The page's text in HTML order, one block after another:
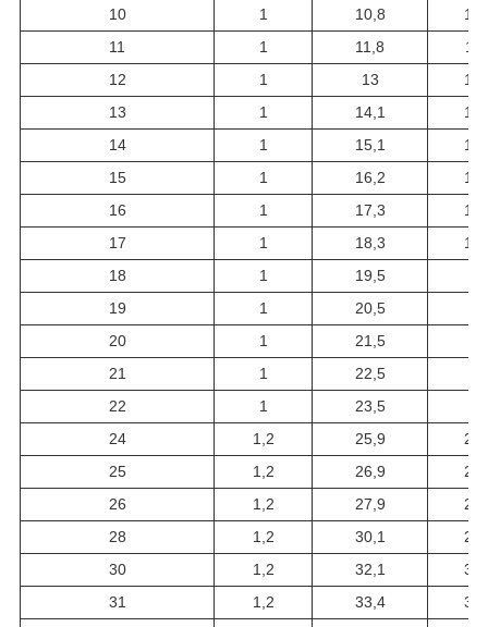
10
1 10,8
11
1 11,8
12
1 13
13
1 14,1
14
1 15,1
15
1 16,2
16
1 17,3
17
1 18,3
18
1 19,5
19
1 20,5
20
1 21,5
21
1 22,5
22
1 23,5
24
1,2 25,9
25
1,2 26,9
26
1,2 27,9
28
1,2 30,1
30
1,2 32,1
31
1,2 33,4